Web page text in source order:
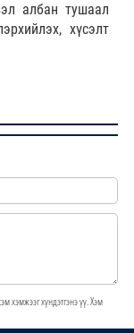
албан тушаал
хүсэлт
хэмжээг хүндэтгэнэ үү. Хэм